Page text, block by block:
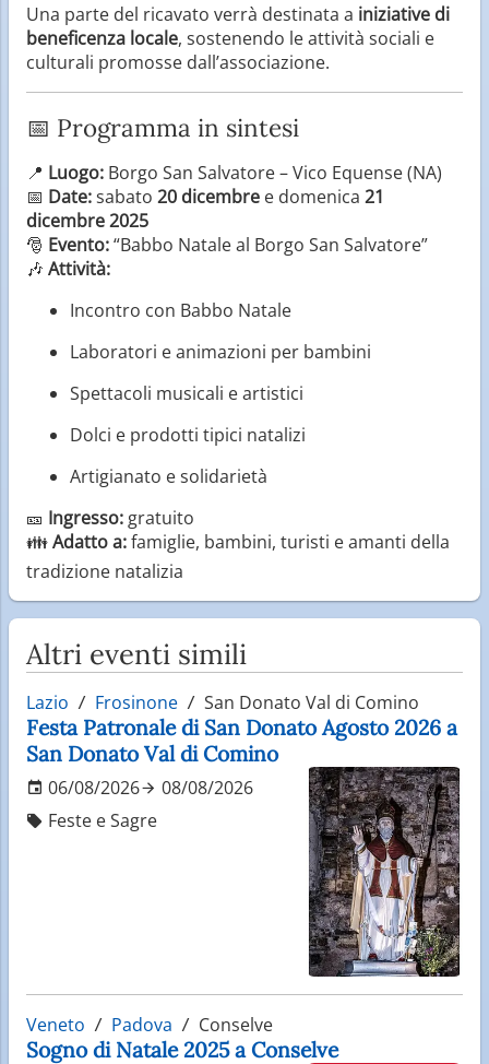
Una parte del ricavato verrà destinata a iniziative di
beneficenza locale, sostenendo le attività sociali e
culturali promosse dall’associazione.
📅 Programma in sintesi
📍 Luogo: Borgo San Salvatore – Vico Equense (NA)
📅 Date:sabato 20 dicembre e domenica 21
dicembre 2025
🎅 Evento:“Babbo Natale al Borgo San Salvatore”
🎶 Attività:
Incontro con Babbo Natale
Laboratori e animazioni per bambini
Spettacoli musicali e artistici
Dolci e prodotti tipici natalizi
Artigianato e solidarietà
🎫 Ingresso: gratuito
👪Adatto a:famiglie, bambini, turisti e amanti della
tradizione natalizia
Altri eventi simili
Lazio Frosinone San Donato Val di Comino
Festa Patronale di San Donato Agosto 2026 a
San Donato Val di Comino
06/08/2026
08/08/2026
Feste e Sagre
Veneto Padova Conselve
Sogno di Natale 2025 a Conselve